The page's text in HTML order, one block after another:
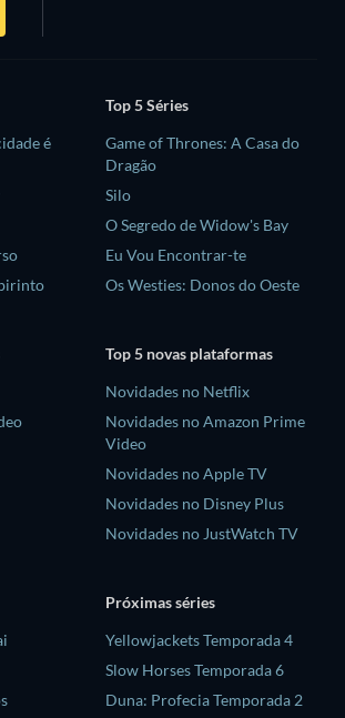
é
Top 5 Séries
Game of Thrones: A Casa do
Dragão
Silo
O Segredo de Widow's Bay
Eu Vou Encontrar-te
Os Westies: Donos do Oeste
Top 5 novas plataformas
Novidades no Netflix
Novidades no Amazon Prime
Video
Novidades no Apple TV
Novidades no Disney Plus
Novidades no JustWatch TV
Próximas séries
Yellowjackets Temporada 4
Slow Horses Temporada 6
Duna: Profecia Temporada 2